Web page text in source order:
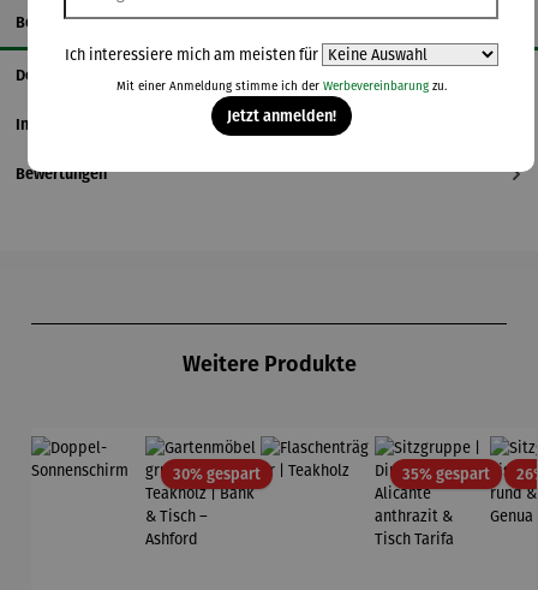
Beschreibung
Details
Informationen zum Hersteller
Bewertungen
Weitere Produkte
30% gespartRabatt 35% gespartRabatt
Ich interessiere mich am meisten für
Mit einer Anmeldung stimme ich der Werbevereinbarungzu.
Jetzt anmelden!